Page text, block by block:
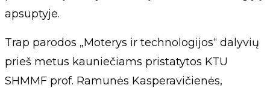
apsuptyje.
Trap parodos „Moterys ir technologijos“ dalyvių
prieš metus kauniečiams pristatytos KTU
SHMMF prof. Ramunės Kasperavičienės,